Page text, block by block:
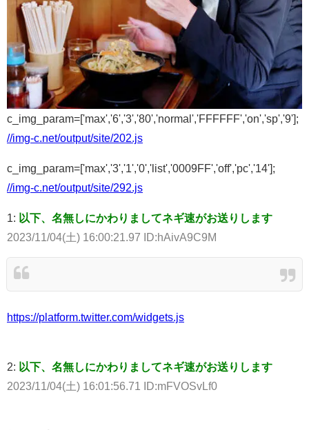
c_img_param=['max','6','3','80','normal','FFFFFF','on','sp','9'];
//img-c.net/output/site/202.js
c_img_param=['max','3','1','0','list','0009FF','off','pc','14'];
//img-c.net/output/site/292.js
1: 以下、名無しにかわりましてネギ速がお送りします
2023/11/04(土) 16:00:21.97 ID:hAivA9C9M
https://platform.twitter.com/widgets.js
2: 以下、名無しにかわりましてネギ速がお送りします
2023/11/04(土) 16:01:56.71 ID:mFVOSvLf0